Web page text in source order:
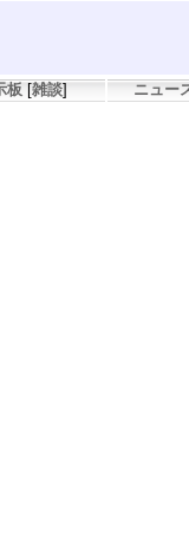
板 [雑談] ニュー